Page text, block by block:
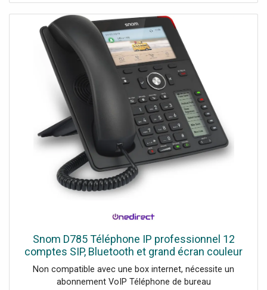
peut scier jusqu’à une profondeur d’environ 70 mm. Il est
également possible d’incliner la lame de scie. La table
convient parfaitement aux amateurs et aux
professionnels, bricoleurs mobiles.
Snom D785 Téléphone IP professionnel 12
comptes SIP, Bluetooth et grand écran couleur
Non compatible avec une box internet, nécessite un
abonnement VoIP Téléphone de bureau